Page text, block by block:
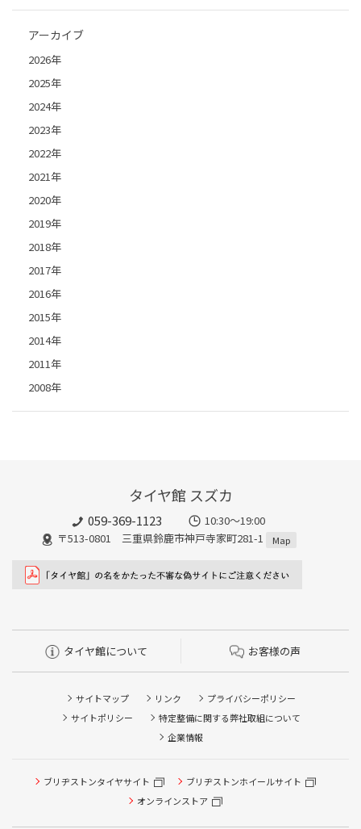
アーカイブ
2026年
2025年
2024年
2023年
2022年
2021年
2020年
2019年
2018年
2017年
2016年
2015年
2014年
2011年
2008年
タイヤ館 スズカ
059-369-1123
10:30～19:00
〒513-0801 三重県鈴鹿市神戸寺家町281-1
Map
タイヤ館について お客様の声
サイトマップ リンク
プライバシーポリシー
サイトポリシー
特定整備に関する弊社取組について
企業情報
ブリヂストンタイヤサイト
ブリヂストンホイールサイト
オンラインストア
タイヤ点検・安全点検/タイヤ履き替え/オイル交換/その他
ピット作業の予約